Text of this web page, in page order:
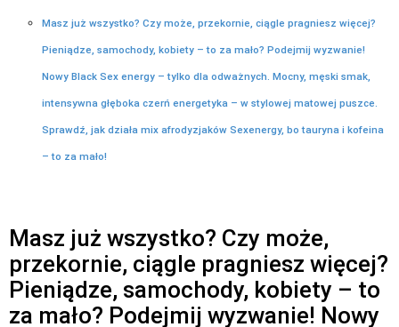
Masz już wszystko? Czy może, przekornie, ciągle pragniesz więcej?
Pieniądze, samochody, kobiety – to za mało? Podejmij wyzwanie!
Nowy Black Sex energy – tylko dla odważnych. Mocny, męski smak,
intensywna głęboka czerń energetyka – w stylowej matowej puszce.
Sprawdź, jak działa mix afrodyzjaków Sexenergy, bo tauryna i kofeina
– to za mało!
Masz już wszystko? Czy może,
przekornie, ciągle pragniesz więcej?
Pieniądze, samochody, kobiety – to
za mało? Podejmij wyzwanie! Nowy